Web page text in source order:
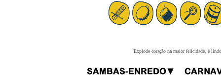
'Explode coração na maior felicidade, é